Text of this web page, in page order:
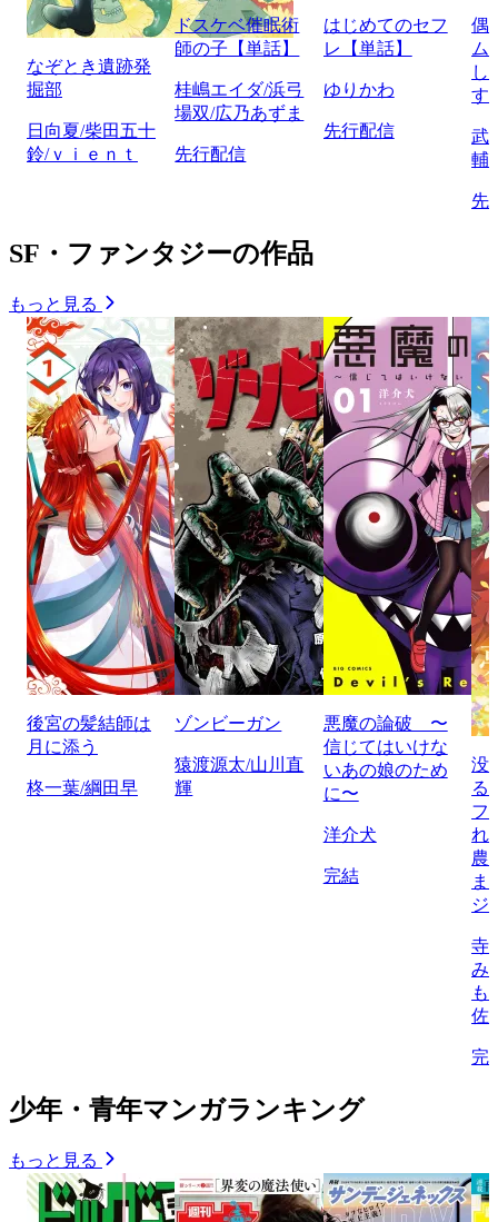
なぞとき遺跡発
掘部
日向夏/柴田五十
鈴/ｖｉｅｎｔ
ドスケベ催眠術
師の子【単話】
桂嶋エイダ/浜弓
場双/広乃あずま
先行配信
はじめてのセフ
レ【単話】
ゆりかわ
先行配信
偶
ム
し
す
武
輔
先
SF・ファンタジーの作品
もっと見る
後宮の髪結師は
月に添う
柊一葉/綱田早
ゾンビーガン
猿渡源太/山川直
輝
悪魔の論破 〜
信じてはいけな
いあの娘のため
に〜
洋介犬
完結
没
る
フ
れ
農
ま
ジ
寺
み
も
佐
完
少年・青年マンガランキング
もっと見る